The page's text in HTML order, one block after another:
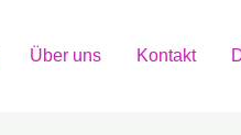
Über uns Kontakt